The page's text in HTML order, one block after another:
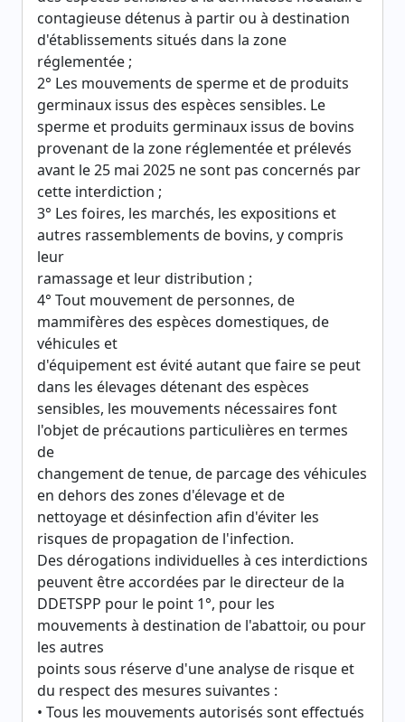
contagieuse détenus à partir ou à destination
d'établissements situés dans la zone
réglementée ;
2° Les mouvements de sperme et de produits
germinaux issus des espèces sensibles. Le
sperme et produits germinaux issus de bovins
provenant de la zone réglementée et prélevés
avant le 25 mai 2025 ne sont pas concernés par
cette interdiction ;
3° Les foires, les marchés, les expositions et
autres rassemblements de bovins, y compris
leur
ramassage et leur distribution ;
4° Tout mouvement de personnes, de
mammifères des espèces domestiques, de
véhicules et
d'équipement est évité autant que faire se peut
dans les élevages détenant des espèces
sensibles, les mouvements nécessaires font
l'objet de précautions particulières en termes
de
changement de tenue, de parcage des véhicules
en dehors des zones d'élevage et de
nettoyage et désinfection afin d'éviter les
risques de propagation de l'infection.
Des dérogations individuelles à ces interdictions
peuvent être accordées par le directeur de la
DDETSPP pour le point 1°, pour les
mouvements à destination de l'abattoir, ou pour
les autres
points sous réserve d'une analyse de risque et
du respect des mesures suivantes :
• Tous les mouvements autorisés sont effectués